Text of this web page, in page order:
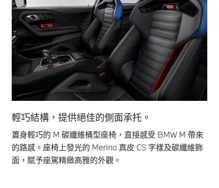
輕巧結構，提供絕佳的側面承托。
置身輕巧的 M 碳纖維桶型座椅，直接感受 BMW M 帶來
的路感。座椅上發光的 Merino 真皮 CS 字樣及碳纖維飾
面，賦予座駕精緻高雅的外觀。